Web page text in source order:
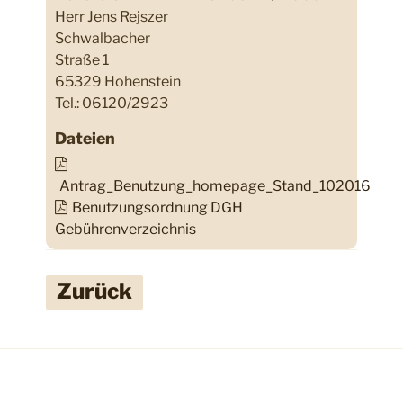
Herr Jens Rejszer
Schwalbacher
Straße 1
65329 Hohenstein
Tel.: 06120/2923
Dateien
Antrag_Benutzung_homepage_Stand_102016
Benutzungsordnung DGH
Gebührenverzeichnis
Zurück